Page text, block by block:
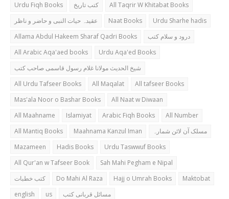
Urdu Fiqh Books
کتب تاریخ
All Taqrir W Khitabat Books
عقیدہ حیات النبی و حاضر و ناظر
Naat Books
Urdu Sharhe hadis
Allama Abdul Hakeem Sharaf Qadri Books
درود و سلام کتب
All Arabic Aqa'aed books
Urdu Aqa'ed Books
شیخ الحدیث مولانا غلام رسول قاسمی صاحب کتب
All Urdu Tafseer Books
All Maqalat
All tafseer Books
Mas'ala Noor o Bashar Books
All Naat w Diwaan
All Maahname
Islamiyat Arabic Fiqh Books
All Number
All Mantiq Books
Maahnama Kanzul Iman
مسلک آن لائن شمارہ
Mazameen
Hadis Books
Urdu Taswwuf Books
All Qur'an w Tafseer Book
Sah Mahi Pegham e Nipal
کتب خطبات
Do Mahi Al Raza Hajj o Umrah Books
Maktobat
english
us مسائل قربانی کتب